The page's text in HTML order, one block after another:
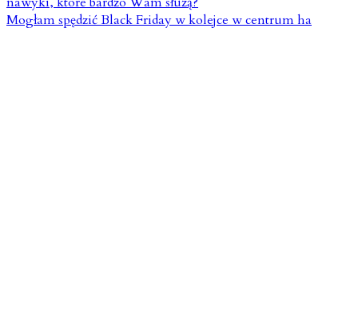
Mogłam spędzić Black Friday w kolejce w centrum ha